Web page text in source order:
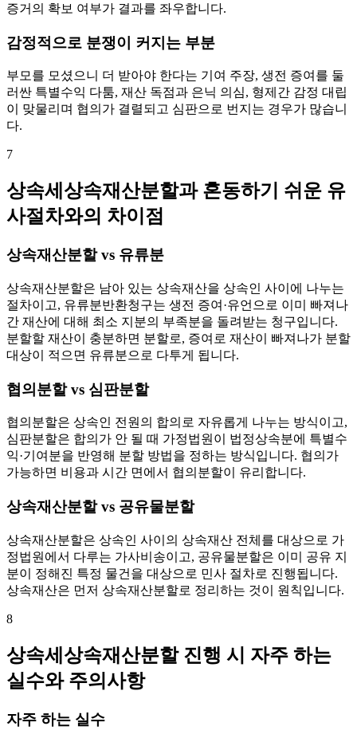
증거의 확보 여부가 결과를 좌우합니다.
감정적으로 분쟁이 커지는 부분
부모를 모셨으니 더 받아야 한다는 기여 주장, 생전 증여를 둘
러싼 특별수익 다툼, 재산 독점과 은닉 의심, 형제간 감정 대립
이 맞물리며 협의가 결렬되고 심판으로 번지는 경우가 많습니
다.
7
상속세상속재산분할과 혼동하기 쉬운 유
사절차와의 차이점
상속재산분할 vs 유류분
상속재산분할은 남아 있는 상속재산을 상속인 사이에 나누는
절차이고, 유류분반환청구는 생전 증여·유언으로 이미 빠져나
간 재산에 대해 최소 지분의 부족분을 돌려받는 청구입니다.
분할할 재산이 충분하면 분할로, 증여로 재산이 빠져나가 분할
대상이 적으면 유류분으로 다투게 됩니다.
협의분할 vs 심판분할
협의분할은 상속인 전원의 합의로 자유롭게 나누는 방식이고,
심판분할은 합의가 안 될 때 가정법원이 법정상속분에 특별수
익·기여분을 반영해 분할 방법을 정하는 방식입니다. 협의가
가능하면 비용과 시간 면에서 협의분할이 유리합니다.
상속재산분할 vs 공유물분할
상속재산분할은 상속인 사이의 상속재산 전체를 대상으로 가
정법원에서 다루는 가사비송이고, 공유물분할은 이미 공유 지
분이 정해진 특정 물건을 대상으로 민사 절차로 진행됩니다.
상속재산은 먼저 상속재산분할로 정리하는 것이 원칙입니다.
8
상속세상속재산분할 진행 시 자주 하는
실수와 주의사항
자주 하는 실수